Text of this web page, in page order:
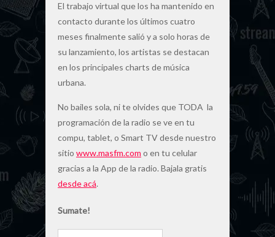
El trabajo virtual que los ha mantenido en
contacto durante los últimos cuatro
meses finalmente salió y a solo horas de
su lanzamiento, los artistas se destacan
en los principales charts de música
urbana.
No bailes sola, ni te olvides que TODA la
programación de la radio se ve en tu
compu, tablet, o Smart TV desde nuestro
sitio www.masfm.com o en tu celular
gracias a la App de la radio. Bajala gratis
desde acá.
Sumate!